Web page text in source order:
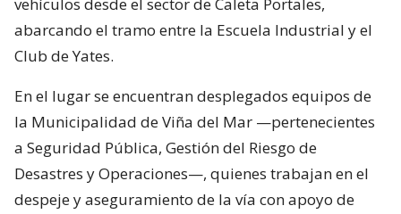
vehículos desde el sector de Caleta Portales,
abarcando el tramo entre la Escuela Industrial y el
Club de Yates.
En el lugar se encuentran desplegados equipos de
la Municipalidad de Viña del Mar —pertenecientes
a Seguridad Pública, Gestión del Riesgo de
Desastres y Operaciones—, quienes trabajan en el
despeje y aseguramiento de la vía con apoyo de